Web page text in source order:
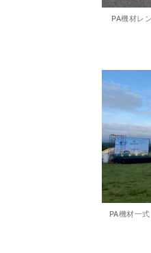
PA機材レ
PA機材一